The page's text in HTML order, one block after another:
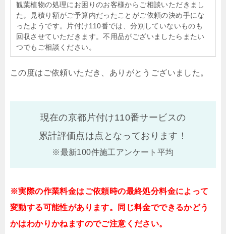
観葉植物の処理にお困りのお客様からご相談いただきまし
た。見積り額がご予算内だったことがご依頼の決め手にな
ったようです。片付け110番では、分別していないものも
回収させていただきます。不用品がございましたらまたい
つでもご相談ください。
この度はご依頼いただき、ありがとうございました。
現在の京都片付け110番サービスの
累計評価点は点となっております！
※最新100件施工アンケート平均
※実際の作業料金はご依頼時の最終処分料金によって
変動する可能性があります。同じ料金でできるかどう
かはわかりかねますのでご注意ください。